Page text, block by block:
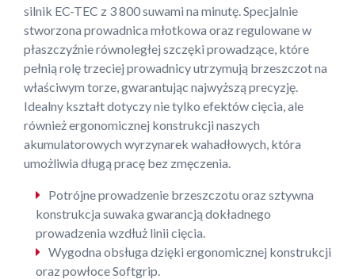
silnik EC-TEC z 3 800 suwami na minutę. Specjalnie
stworzona prowadnica młotkowa oraz regulowane w
płaszczyźnie równoległej szczęki prowadzące, które
pełnią rolę trzeciej prowadnicy utrzymują brzeszczot na
właściwym torze, gwarantując najwyższą precyzję.
Idealny kształt dotyczy nie tylko efektów cięcia, ale
również ergonomicznej konstrukcji naszych
akumulatorowych wyrzynarek wahadłowych, która
umożliwia długą pracę bez zmęczenia.
Potrójne prowadzenie brzeszczotu oraz sztywna
konstrukcja suwaka gwarancją dokładnego
prowadzenia wzdłuż linii cięcia.
Wygodna obsługa dzięki ergonomicznej konstrukcji
oraz powłoce Softgrip.